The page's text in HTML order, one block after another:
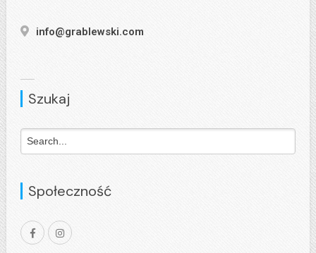
info@grablewski.com
Szukaj
Społeczność